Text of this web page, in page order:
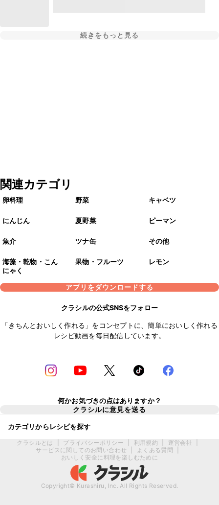
続きをもっと見る
関連カテゴリ
卵料理 野菜 キャベツ
にんじん 夏野菜 ピーマン
魚介 ツナ缶 その他
海藻・乾物・こん
にゃく
果物・フルーツ レモン
アプリをダウンロードする
クラシルの公式SNSをフォロー
「きちんとおいしく作れる」をコンセプトに、簡単においしく作れる
レシピ動画を毎日配信しています。
何かお気づきの点はありますか？
クラシルに意見を送る
カテゴリからレシピを探す
クラシルとは プライバシーポリシー 利用規約 運営会社
サービスに関してのお問い合わせ
よくある質問
おいしく安全に料理を楽しむために
Copyright© Kurashiru, Inc. All Rights Reserved.